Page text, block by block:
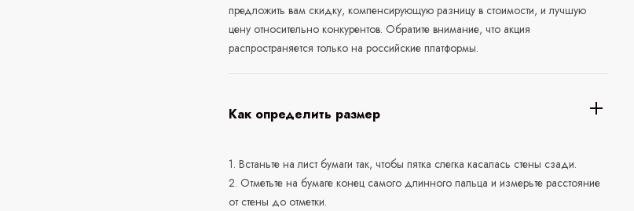
предложить вам скидку, компенсирующую разницу в стоимости, и лучшую
цену относительно конкурентов. Обратите внимание, что акция
распространяется только на российские платформы.
Как определить размер
1. Встаньте на лист бумаги так, чтобы пятка слегка касалась стены сзади.
2. Отметьте на бумаге конец самого длинного пальца и измерьте расстояние
от стены до отметки.